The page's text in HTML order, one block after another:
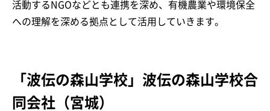
活動するNGOなどとも連携を深め、有機農業や環境保全
への理解を深める拠点として活用していきます。
「波伝の森山学校」波伝の森山学校合
同会社（宮城）